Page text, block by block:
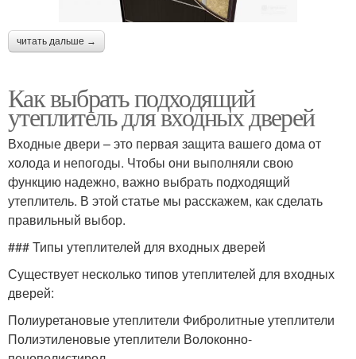
читать дальше →
Как выбрать подходящий
утеплитель для входных дверей
Входные двери – это первая защита вашего дома от
холода и непогоды. Чтобы они выполняли свою
функцию надежно, важно выбрать подходящий
утеплитель. В этой статье мы расскажем, как сделать
правильный выбор.
### Типы утеплителей для входных дверей
Существует несколько типов утеплителей для входных
дверей:
Полиуретановые утеплители Фибролитные утеплители
Полиэтиленовые утеплители Волоконно-